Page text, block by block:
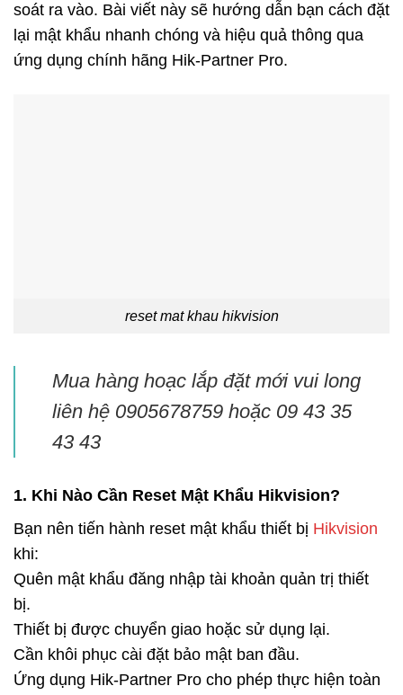
soát ra vào. Bài viết này sẽ hướng dẫn bạn cách đặt
lại mật khẩu nhanh chóng và hiệu quả thông qua
ứng dụng chính hãng Hik-Partner Pro.
reset mat khau hikvision
Mua hàng hoạc lắp đặt mới vui long
liên hệ 0905678759 hoặc 09 43 35
43 43
1. Khi Nào Cần Reset Mật Khẩu Hikvision?
Bạn nên tiến hành reset mật khẩu thiết bị Hikvision
khi:
Quên mật khẩu đăng nhập tài khoản quản trị thiết
bị.
Thiết bị được chuyển giao hoặc sử dụng lại.
Cần khôi phục cài đặt bảo mật ban đầu.
Ứng dụng Hik-Partner Pro cho phép thực hiện toàn